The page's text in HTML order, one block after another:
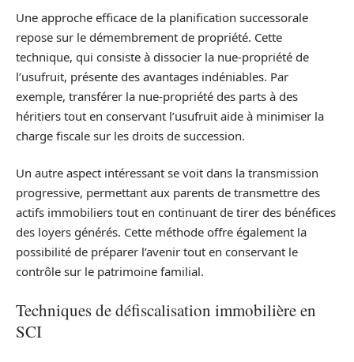
Une approche efficace de la planification successorale
repose sur le démembrement de propriété. Cette
technique, qui consiste à dissocier la nue-propriété de
l’usufruit, présente des avantages indéniables. Par
exemple, transférer la nue-propriété des parts à des
héritiers tout en conservant l’usufruit aide à minimiser la
charge fiscale sur les droits de succession.
Un autre aspect intéressant se voit dans la transmission
progressive, permettant aux parents de transmettre des
actifs immobiliers tout en continuant de tirer des bénéfices
des loyers générés. Cette méthode offre également la
possibilité de préparer l’avenir tout en conservant le
contrôle sur le patrimoine familial.
Techniques de défiscalisation immobilière en
SCI